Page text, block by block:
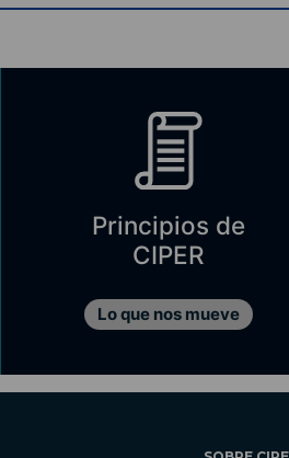
Principios de
CIPER
Lo que nos mueve